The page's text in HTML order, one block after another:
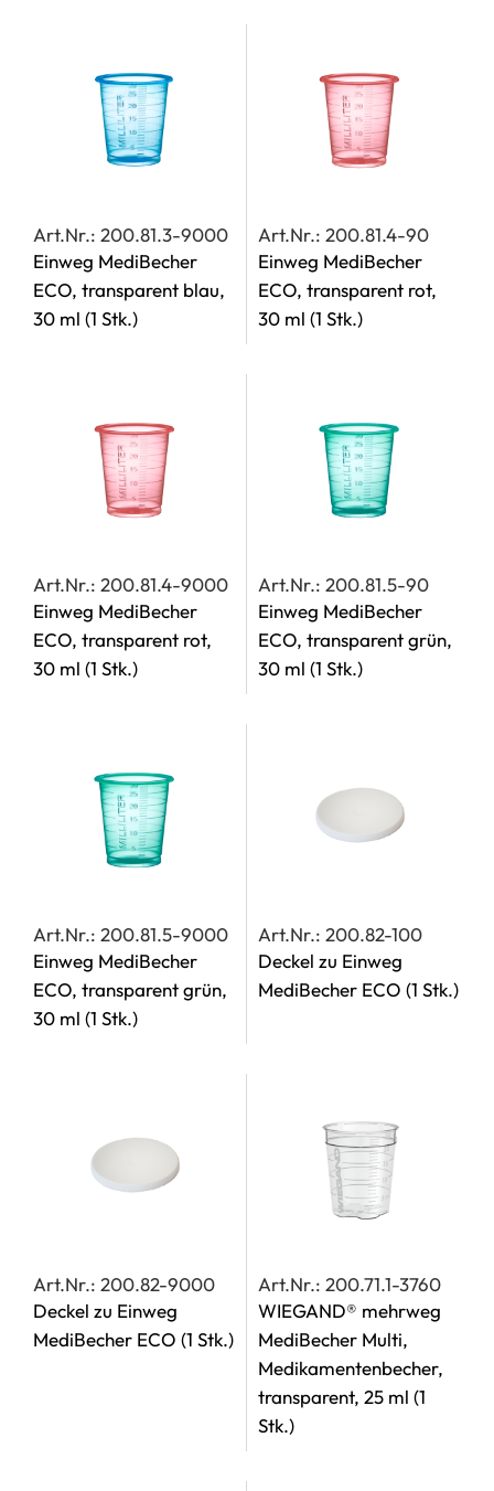
Art.Nr.: 200.81.3-9000
Einweg MediBecher
ECO, transparent blau,
30 ml (1 Stk.)
Art.Nr.: 200.81.4-90
Einweg MediBecher
ECO, transparent rot,
30 ml (1 Stk.)
Art.Nr.: 200.81.4-9000
Einweg MediBecher
ECO, transparent rot,
30 ml (1 Stk.)
Art.Nr.: 200.81.5-90
Einweg MediBecher
ECO, transparent grün,
30 ml (1 Stk.)
Art.Nr.: 200.81.5-9000
Einweg MediBecher
ECO, transparent grün,
30 ml (1 Stk.)
Art.Nr.: 200.82-100
Deckel zu Einweg
MediBecher ECO (1 Stk.)
Art.Nr.: 200.82-9000
Deckel zu Einweg
MediBecher ECO (1 Stk.)
Art.Nr.: 200.71.1-3760
WIEGAND® mehrweg
MediBecher Multi,
Medikamentenbecher,
transparent, 25 ml (1
Stk.)